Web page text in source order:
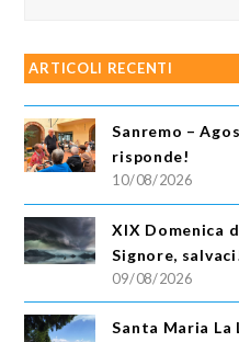
ARTICOLI RECENTI
Sanremo –
risponde!
10/08/2026
XIX Domenica
Signore,
09/08/2026
Santa Maria La